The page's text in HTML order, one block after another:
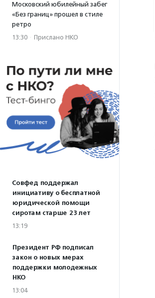
Московский юбилейный забег
«Без границ» прошел в стиле
ретро
13:30 · Прислано НКО
Совфед поддержал
инициативу о бесплатной
юридической помощи
сиротам старше 23 лет
13:19
Президент РФ подписал
закон о новых мерах
поддержки молодежных
НКО
13:04